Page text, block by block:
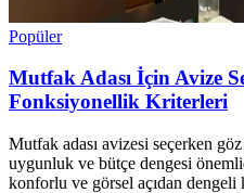
Popüler
Mutfak Adası İçin Avize
Fonksiyonellik Kriterleri
Mutfak adası avizesi seçerken
uygunluk ve bütçe dengesi
konforlu ve görsel açıdan dengeli